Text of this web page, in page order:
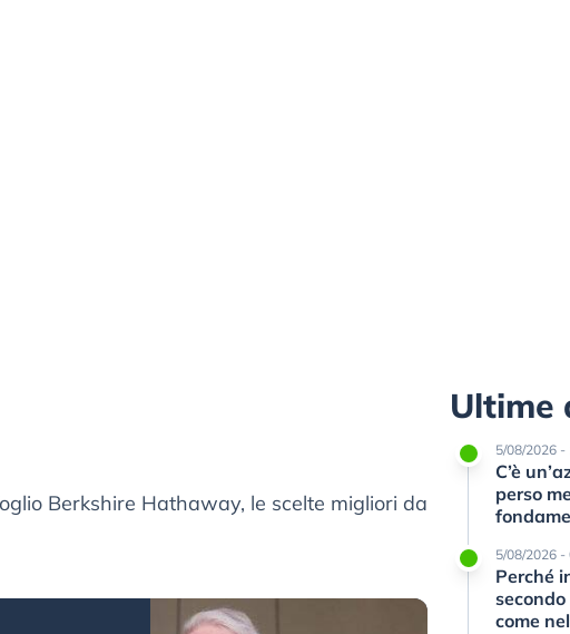
Berkshire Hathaway, le scelte migliori da
Ultime
5/08/2026 -
C’è
perso
5/08/2026 -
Perché
come